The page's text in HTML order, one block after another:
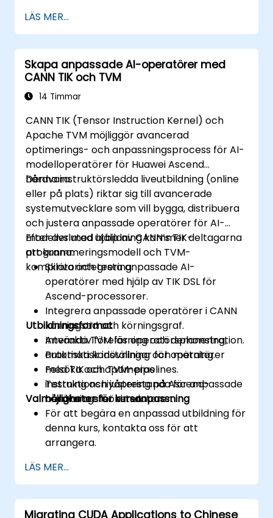
LÄS MER...
Skapa anpassade AI-operatörer med
CANN TIK och TVM
14 Timmar
CANN TIK (Tensor Instruction Kernel) och
Apache TVM möjliggör avancerad
optimerings- och anpassningsprocess för AI-
modelloperatörer för Huawei Ascend
hårdvara.
Denna instruktörsledda liveutbildning (online
eller på plats) riktar sig till avancerade
systemutvecklare som vill bygga, distribuera
och justera anpassade operatörer för AI-
modeller med hjälp av CANN’s TIK-
programmeringsmodell och TVM-
kompilatorintegrering.
Efter avslutad utbildning kommer deltagarna
att kunna:
Skriva och testa anpassade AI-
operatörer med hjälp av TIK DSL för
Ascend-processorer.
Integrera anpassade operatörer i CANN
körningstid och körningsgraf.
Använda TVM för operatörsplanering,
automatisk inställning och mätning.
Felsöka och optimeras
instruktionsnivåprestanda för anpassade
beräkningsmönster.
Utbildningsformat
Interaktiv föreläsning och demonstration.
Praktiska kodövningar för operatörer
med TIK och TVM-pipelines.
Testning och justering på Ascend-
hårdvara eller simulatorer.
Valmöjligheter för kursanpassning
För att begära en anpassad utbildning för
denna kurs, kontakta oss för att
arrangera.
LÄS MER...
Migrating CUDA Applications to Chinese